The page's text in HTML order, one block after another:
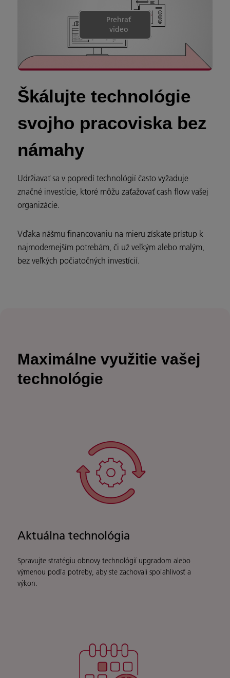
Škálujte technológie
svojho pracoviska bez
námahy
Udržiavať sa v popredí technológií často vyžaduje
značné investície, ktoré môžu zaťažovať cash flow vašej
organizácie.
Vďaka nášmu financovaniu na mieru získate prístup k
najmodernejším potrebám, či už veľkým alebo malým,
bez veľkých počiatočných investícií.
Prehrať
video
Maximálne využitie vašej
technológie
Aktuálna technológia
Spravujte stratégiu obnovy technológií upgradom alebo
výmenou podľa potreby, aby ste zachovali spoľahlivosť a
výkon.